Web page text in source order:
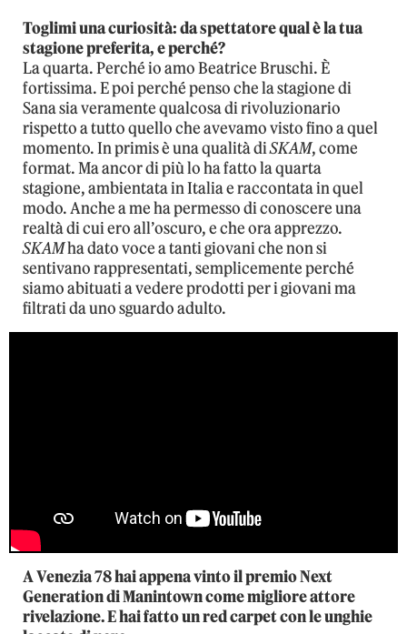
Toglimi una curiosità: da spettatore qual è la tua
stagione preferita, e perché?
La quarta. Perché io amo Beatrice Bruschi. È
fortissima. E poi perché penso che la stagione di
Sana sia veramente qualcosa di rivoluzionario
rispetto a tutto quello che avevamo visto fino a quel
momento. In primis è una qualità diSKAM, come
format. Ma ancor di più lo ha fatto la quarta
stagione, ambientata in Italia e raccontata in quel
modo. Anche a me ha permesso di conoscere una
realtà di cui ero all’oscuro, e che ora apprezzo.
SKAMha dato voce a tanti giovani che non si
sentivano rappresentati, semplicemente perché
siamo abituati a vedere prodotti per i giovani ma
filtrati da uno sguardo adulto.
A Venezia 78 hai appena vinto il premio Next
Generation di Manintown come migliore attore
rivelazione. E hai fatto un red carpet con le unghie